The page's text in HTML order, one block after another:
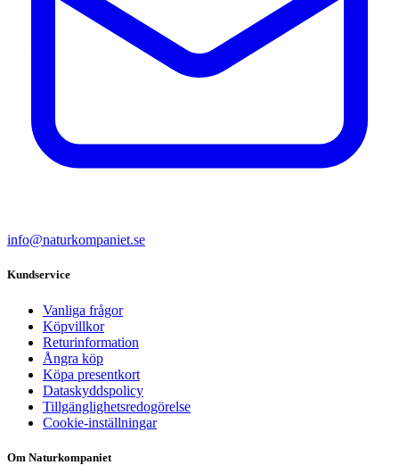
info@naturkompaniet.se
Kundservice
Vanliga frågor
Köpvillkor
Returinformation
Ångra köp
Köpa presentkort
Dataskyddspolicy
Tillgänglighetsredogörelse
Cookie-inställningar
Om Naturkompaniet